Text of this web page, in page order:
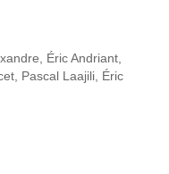
Éric Andriant,
Pascal Laajili, Éric